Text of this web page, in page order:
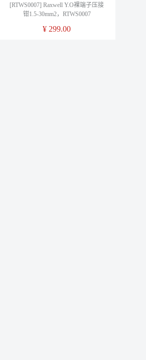
[RTWS0007] Raxwell Y.O裸端子压接
钳1.5-30mm2，RTWS0007
¥ 299.00